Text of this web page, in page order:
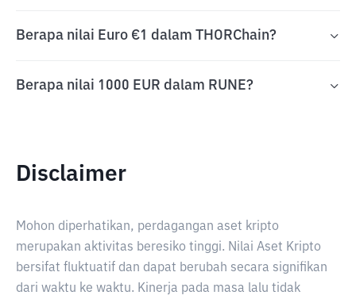
Berapa nilai Euro €1 dalam THORChain?
Berapa nilai 1000 EUR dalam RUNE?
Disclaimer
Mohon diperhatikan, perdagangan aset kripto
merupakan aktivitas beresiko tinggi. Nilai Aset Kripto
bersifat fluktuatif dan dapat berubah secara signifikan
dari waktu ke waktu. Kinerja pada masa lalu tidak